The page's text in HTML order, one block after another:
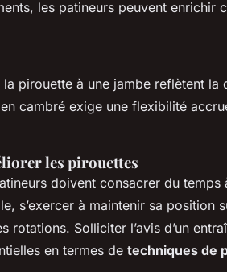
les patineurs peuvent enrichir
pirouette à une jambe reflètent la
cambré exige une flexibilité
les pirouettes
doivent consacrer du
s’exercer à maintenir sa position
rotations. Solliciter l’avis d’un
en termes de techniques de